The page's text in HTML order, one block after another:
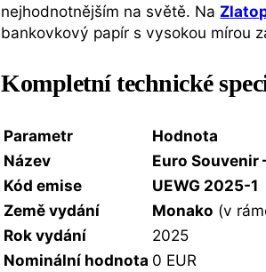
nejhodnotnějším na světě. Na
bankovkový papír s vysokou mírou
Kompletní technické
Parametr
Hodnota
Název
Euro Souvenir
Kód emise
UEWG 2025-1
Země vydání
Monako (v
Rok vydání
2025
Nominální hodnota 0 EUR